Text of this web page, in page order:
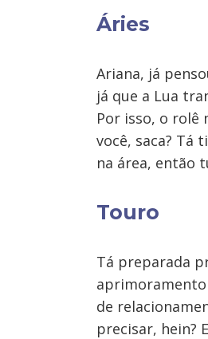
Áries
Ariana, já
já que a Lua
Por isso, o rolê
você, saca? Tá
na área, então
Touro
Tá preparada
aprimoramento
de
precisar, hein?